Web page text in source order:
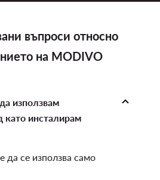
въпроси относно
на MODIVO
използвам
като инсталирам
се използва само